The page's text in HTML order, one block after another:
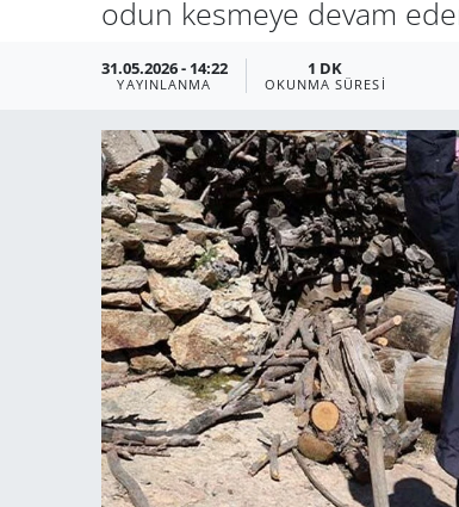
odun kesmeye devam
31.05.2026 - 14:22
YAYINLANMA
1 DK
OKUNMA SÜRESI